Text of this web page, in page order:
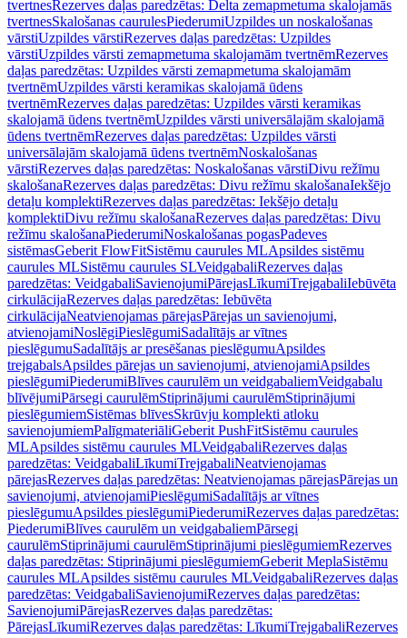
tvertnesRezerves daļas paredzētas: Delta zemapmetuma skalojamās
tvertnesSkalošanas caurulesPiederumiUzpildes un noskalošanas
vārstiUzpildes vārstiRezerves daļas paredzētas: Uzpildes
vārstiUzpildes vārsti zemapmetuma skalojamām tvertnēmRezerves
daļas paredzētas: Uzpildes vārsti zemapmetuma skalojamām
tvertnēmUzpildes vārsti keramikas skalojamā ūdens
tvertnēmRezerves daļas paredzētas: Uzpildes vārsti keramikas
skalojamā ūdens tvertnēmUzpildes vārsti universālajām skalojamā
ūdens tvertnēmRezerves daļas paredzētas: Uzpildes vārsti
universālajām skalojamā ūdens tvertnēmNoskalošanas
vārstiRezerves daļas paredzētas: Noskalošanas vārstiDivu režīmu
skalošanaRezerves daļas paredzētas: Divu režīmu skalošanaIekšējo
detaļu komplektiRezerves daļas paredzētas: Iekšējo detaļu
komplektiDivu režīmu skalošanaRezerves daļas paredzētas: Divu
režīmu skalošanaPiederumiNoskalošanas pogasPadeves
sistēmasGeberit FlowFitSistēmu caurules MLApsildes sistēmu
caurules MLSistēmu caurules SLVeidgabaliRezerves daļas
paredzētas: VeidgabaliSavienojumiPārejasLīkumiTrejgabaliIebūvēta
cirkulācijaRezerves daļas paredzētas: Iebūvēta
cirkulācijaNeatvienojamas pārejasPārejas un savienojumi,
atvienojamiNoslēgiPieslēgumiSadalītājs ar vītnes
pieslēgumuSadalītājs ar presēšanas pieslēgumuApsildes
trejgabalsApsildes pārejas un savienojumi, atvienojamiApsildes
pieslēgumiPiederumiBlīves caurulēm un veidgabaliemVeidgabalu
blīvējumiPārsegi caurulēmStiprinājumi caurulēmStiprinājumi
pieslēgumiemSistēmas blīvesSkrūvju komplekti atloku
savienojumiemPalīgmateriāliGeberit PushFitSistēmu caurules
MLApsildes sistēmu caurules MLVeidgabaliRezerves daļas
paredzētas: VeidgabaliLīkumiTrejgabaliNeatvienojamas
pārejasRezerves daļas paredzētas: Neatvienojamas pārejasPārejas un
savienojumi, atvienojamiPieslēgumiSadalītājs ar vītnes
pieslēgumuApsildes pieslēgumiPiederumiRezerves daļas paredzētas:
PiederumiBlīves caurulēm un veidgabaliemPārsegi
caurulēmStiprinājumi caurulēmStiprinājumi pieslēgumiemRezerves
daļas paredzētas: Stiprinājumi pieslēgumiemGeberit MeplaSistēmu
caurules MLApsildes sistēmu caurules MLVeidgabaliRezerves daļas
paredzētas: VeidgabaliSavienojumiRezerves daļas paredzētas:
SavienojumiPārejasRezerves daļas paredzētas:
PārejasLīkumiRezerves daļas paredzētas: LīkumiTrejgabaliRezerves